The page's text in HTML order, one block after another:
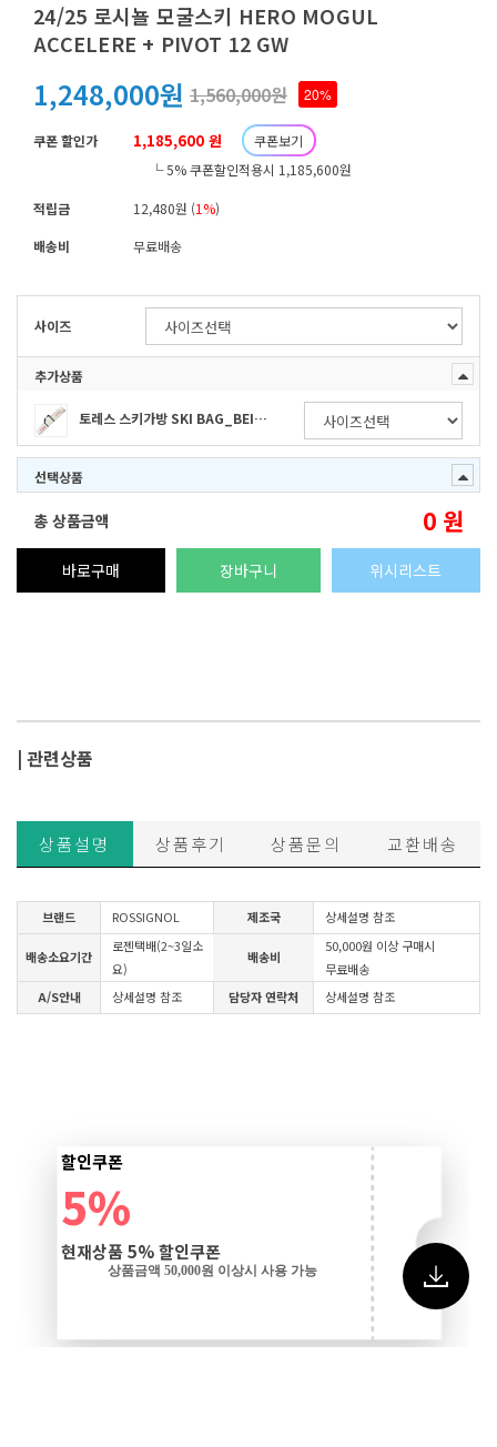
24/25 로시뇰 모굴스키 HERO MOGUL
ACCELERE + PIVOT 12 GW
1,248,000원 1,560,000원 20%
쿠폰 할인가 1,185,600 원
쿠폰보기
└ 5% 쿠폰할인적용시 1,185,600원
적립금 12,480원 (1%)
배송비
무료배송
사이즈
추가상품
토레스 스키가방 SKI BAG_BEIGE(장비구매)
선택상품
총 상품금액 0 원
바로구매 장바구니 위시리스트
| 관련상품
상품설명 상품후기 상품문의 교환배송
브랜드 ROSSIGNOL 제조국 상세설명 참조
배송소요기간
로젠택배(2~3일소
요)
배송비
50,000원 이상 구매시
무료배송
A/S안내
상세설명 참조 담당자 연락처 상세설명 참조
할인쿠폰
5%
현재상품 5% 할인쿠폰
상품금액 50,000원 이상시 사용 가능